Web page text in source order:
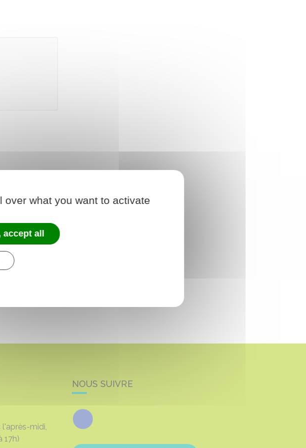
midi,
17h)
NOUS SUIVRE
Facebook
what you want to activate
accept all